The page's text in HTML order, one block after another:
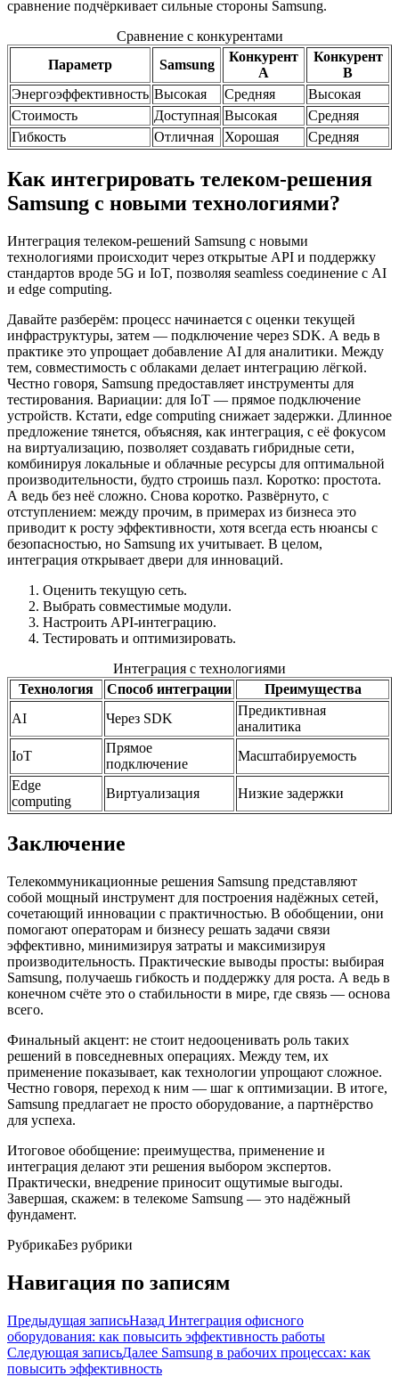
сравнение подчёркивает сильные стороны Samsung.
Сравнение с конкурентами
Параметр
Samsung
Конкурент
A
Конкурент
B
Энергоэффективность Высокая Средняя
Высокая
Стоимость
Доступная Высокая
Средняя
Гибкость
Отличная Хорошая Средняя
Как интегрировать телеком-решения
Samsung с новыми технологиями?
Интеграция телеком-решений Samsung с новыми
технологиями происходит через открытые API и поддержку
стандартов вроде 5G и IoT, позволяя seamless соединение с AI
и edge computing.
Давайте разберём: процесс начинается с оценки текущей
инфраструктуры, затем — подключение через SDK. А ведь в
практике это упрощает добавление AI для аналитики. Между
тем, совместимость с облаками делает интеграцию лёгкой.
Честно говоря, Samsung предоставляет инструменты для
тестирования. Вариации: для IoT — прямое подключение
устройств. Кстати, edge computing снижает задержки. Длинное
предложение тянется, объясняя, как интеграция, с её фокусом
на виртуализацию, позволяет создавать гибридные сети,
комбинируя локальные и облачные ресурсы для оптимальной
производительности, будто строишь пазл. Коротко: простота.
А ведь без неё сложно. Снова коротко. Развёрнуто, с
отступлением: между прочим, в примерах из бизнеса это
приводит к росту эффективности, хотя всегда есть нюансы с
безопасностью, но Samsung их учитывает. В целом,
интеграция открывает двери для инноваций.
Оценить текущую сеть.
Выбрать совместимые модули.
Настроить API-интеграцию.
Тестировать и оптимизировать.
Интеграция с технологиями
Технология
Способ интеграции
Преимущества
AI
Через SDK
Предиктивная
аналитика
IoT
Прямое
подключение
Масштабируемость
Edge
computing
Виртуализация Низкие задержки
Заключение
Телекоммуникационные решения Samsung представляют
собой мощный инструмент для построения надёжных сетей,
сочетающий инновации с практичностью. В обобщении, они
помогают операторам и бизнесу решать задачи связи
эффективно, минимизируя затраты и максимизируя
производительность. Практические выводы просты: выбирая
Samsung, получаешь гибкость и поддержку для роста. А ведь в
конечном счёте это о стабильности в мире, где связь — основа
всего.
Финальный акцент: не стоит недооценивать роль таких
решений в повседневных операциях. Между тем, их
применение показывает, как технологии упрощают сложное.
Честно говоря, переход к ним — шаг к оптимизации. В итоге,
Samsung предлагает не просто оборудование, а партнёрство
для успеха.
Итоговое обобщение: преимущества, применение и
интеграция делают эти решения выбором экспертов.
Практически, внедрение приносит ощутимые выгоды.
Завершая, скажем: в телекоме Samsung — это надёжный
фундамент.
РубрикаБез рубрики
Навигация по записям
Предыдущая записьНазад Интеграция офисного
оборудования: как повысить эффективность работы
Следующая записьДалее Samsung в рабочих процессах: как
повысить эффективность